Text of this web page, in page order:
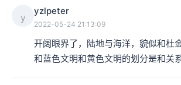
y
yzlpeter
2022-05-24 21:13:09
开阔眼界了，陆地与海洋，貌似和杜
和蓝色文明和黄色文明的划分是和关